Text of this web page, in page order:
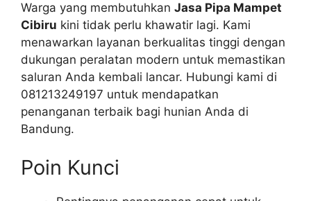
Warga yang membutuhkan Jasa Pipa Mampet
Cibiru kini tidak perlu khawatir lagi. Kami
menawarkan layanan berkualitas tinggi dengan
dukungan peralatan modern untuk memastikan
saluran Anda kembali lancar. Hubungi kami di
081213249197 untuk mendapatkan
penanganan terbaik bagi hunian Anda di
Bandung.
Poin Kunci